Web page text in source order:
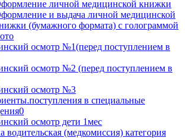
личной медицинской книжки
и выдача личной медицинской
(бумажного формата) с голограммой
осмотр №1(перед поступлением в
осмотр №2 (перед поступлением в
осмотр №3
в специальные
осмотр дети 1мес
водительская (медкомиссия) категория